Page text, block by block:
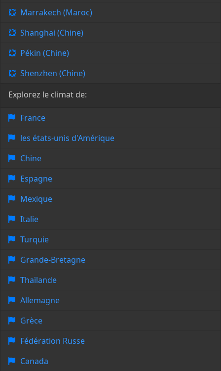
Marrakech (Maroc)
Shanghai (Chine)
Pékin (Chine)
Shenzhen (Chine)
Explorez le climat de:
France
les états-unis d'Amérique
Chine
Espagne
Mexique
Italie
Turquie
Grande-Bretagne
Thaïlande
Allemagne
Grèce
Fédération Russe
Canada